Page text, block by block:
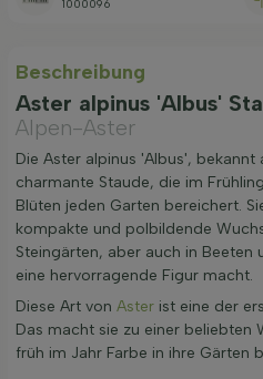
1000096
Beschreibung
Aster alpinus 'Albus'
Alpen-Aster
Die Aster alpinus 'Albus',
charmante Staude, die im
Blüten jeden Garten bereichert.
kompakte und polbildende
Steingärten, aber auch in Beeten
eine hervorragende Figur macht.
Diese Art von Aster ist eine der
Das macht sie zu einer beliebten
früh im Jahr Farbe in ihre Gärten